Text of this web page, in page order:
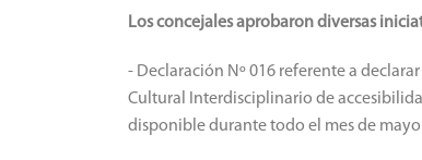
Los concejales aprobaron diversas
- Declaración Nº 016 referente a
Cultural Interdisciplinario de
disponible durante todo el mes de mayo